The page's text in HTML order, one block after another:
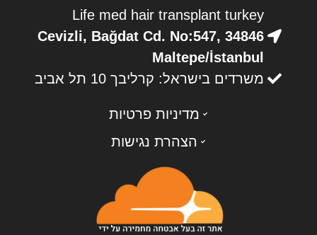
Life med hair transplant turkey
Cevizli, Bağdat Cd. No:547, 34846
Maltepe/İstanbul
משרדים בישראל: קרליבך 10 תל אביב
מדיניות פרטיות
הצהרת נגישות